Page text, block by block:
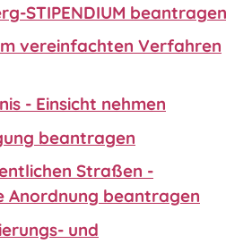
STIPENDIUM beantragen
vereinfachten Verfahren
- Einsicht nehmen
beantragen
Straßen -
Anordnung beantragen
und